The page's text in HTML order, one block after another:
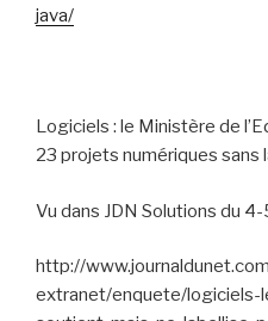
java/
Logiciels : le Ministère de
23 projets numériques sans
Vu dans JDN Solutions du
http://
extranet/enquete/logiciels-